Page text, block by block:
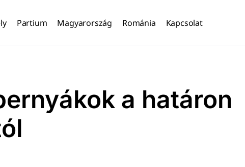
Partium Magyarország Románia Kapcsolat
a határon